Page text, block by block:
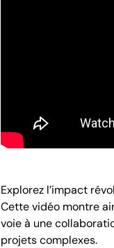
Explorez l’impact
Cette vidéo montre
voie à une
projets complexes.